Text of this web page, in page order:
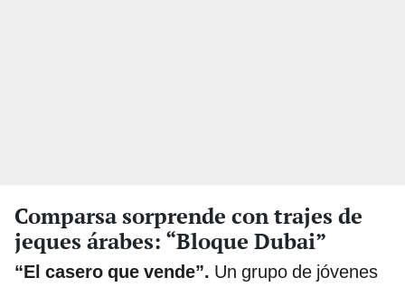
Comparsa sorprende con trajes de
jeques árabes: “Bloque Dubai”
“El casero que vende”. Un grupo de jóvenes